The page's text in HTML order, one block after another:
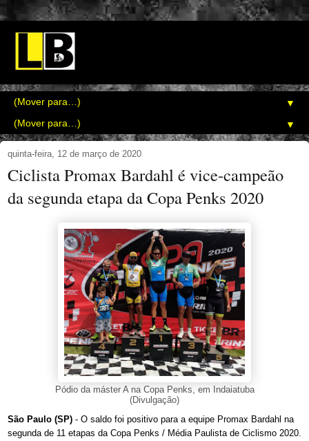
▼
▼
quinta-feira, 12 de março de 2020
Ciclista Promax Bardahl é vice-campeão
da segunda etapa da Copa Penks 2020
Pódio da máster A na Copa Penks, em Indaiatuba
(Divulgação)
São Paulo (SP) - O saldo foi positivo para a equipe Promax Bardahl na
segunda de 11 etapas da Copa Penks / Média Paulista de Ciclismo 2020.